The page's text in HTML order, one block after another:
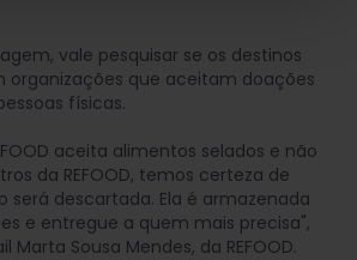
vale pesquisar se os destinos
organizações que aceitam doações
físicas.
aceita alimentos selados e não
da REFOOD, temos certeza de
será descartada. Ela é armazenada
e entregue a quem mais precisa",
Sousa Mendes, da REFOOD.